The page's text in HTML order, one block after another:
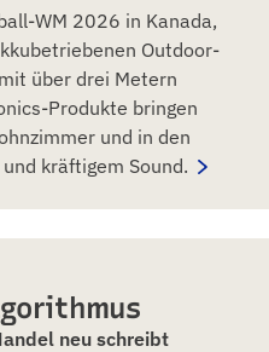
WM 2026 in Kanada,
Outdoor-
über drei Metern
Produkte bringen
und in den
kräftigem Sound.
neu schreibt